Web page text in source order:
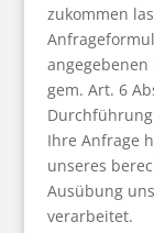
zukommen
angegebenen
gem. Art. 6
Ihre Anfrage
unseres
Ausübung
verarbeitet.